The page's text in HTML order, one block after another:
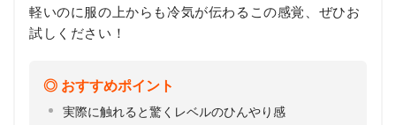
軽いのに服の上からも冷気が伝わるこの感覚、ぜひお
試しください！
おすすめポイント
実際に触れると驚くレベルのひんやり感